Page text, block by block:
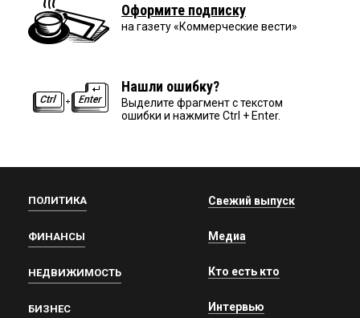
Оформите подписку
на газету «Коммерческие вести»
Нашли ошибку?
Выделите фрагмент с текстом
ошибки и нажмите Ctrl + Enter.
ПОЛИТИКА
ФИНАНСЫ
НЕДВИЖИМОСТЬ
БИЗНЕС
Свежий выпуск
Медиа
Кто есть кто
Интервью